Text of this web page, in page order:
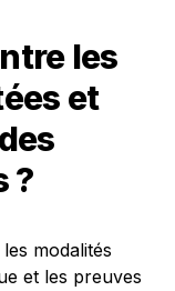
les
et
?
modalités
et les preuves